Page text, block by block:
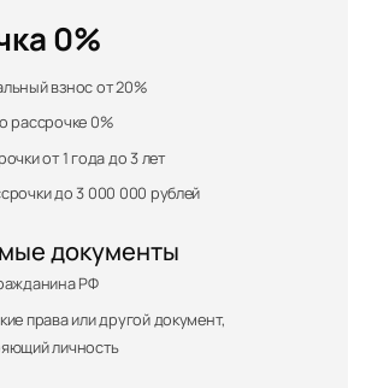
0%
взнос от 20%
рассрочке 0%
от 1 года до 3 лет
до 3 000 000 рублей
документы
РФ
права или другой документ,
личность